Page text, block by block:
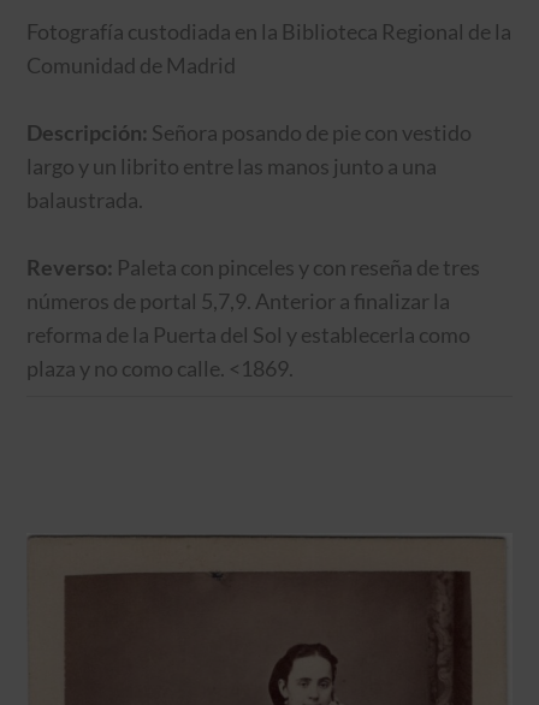
Fotografía custodiada en la Biblioteca Regional de la
Comunidad de Madrid
Descripción: Señora posando de pie con vestido
largo y un librito entre las manos junto a una
balaustrada.
Reverso: Paleta con pinceles y con reseña de tres
números de portal 5,7,9. Anterior a finalizar la
reforma de la Puerta del Sol y establecerla como
plaza y no como calle. <1869.